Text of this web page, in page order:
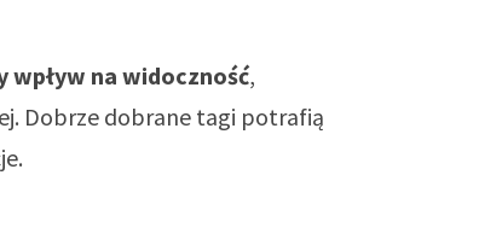
wpływ na widoczność,
Dobrze dobrane tagi potrafią